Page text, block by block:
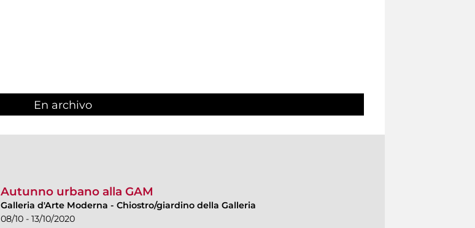
En archivo
Autunno urbano alla GAM
Galleria d'Arte Moderna - Chiostro/giardino della Galleria
08/10 - 13/10/2020